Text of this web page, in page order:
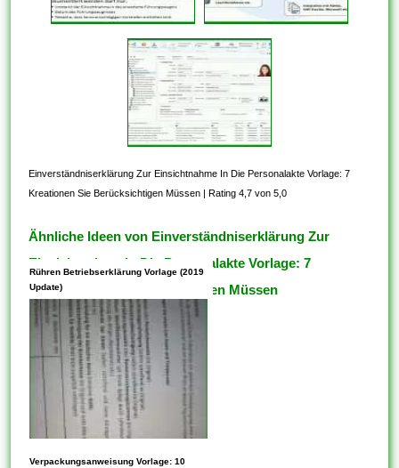
Einverständniserklärung Zur Einsichtnahme In Die Personalakte Vorlage: 7
Kreationen Sie Berücksichtigen Müssen |Rating 4,7 von 5,0
Ähnliche Ideen von Einverständniserklärung Zur
Einsichtnahme In Die Personalakte Vorlage: 7
Kreationen Sie Berücksichtigen Müssen
Rühren Betriebserklärung Vorlage (2019
Update)
Vorlagen können Parameter
Verpackungsanweisung Vorlage: 10